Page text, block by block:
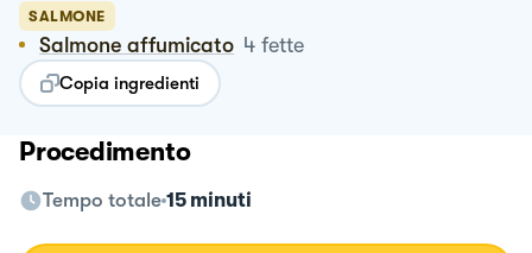
SALMONE
Salmone affumicato 4 fette
Copia ingredienti
Procedimento
Tempo totale 15 minuti